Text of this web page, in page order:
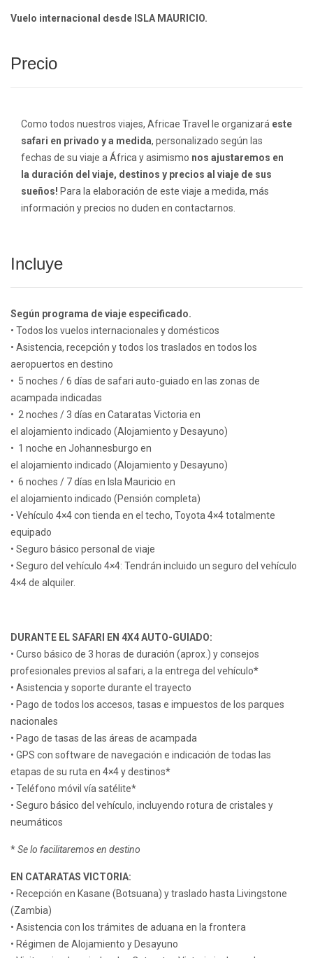
Vuelo internacional desde ISLA MAURICIO.
Precio
Como todos nuestros viajes, Africae Travel le organizará este
safari en privado y a medida, personalizado según las
fechas de su viaje a África y asimismo nos ajustaremos en
la duración del viaje, destinos y precios al viaje de sus
sueños! Para la elaboración de este viaje a medida, más
información y precios no duden en contactarnos.
Incluye
Según programa de viaje especificado.
• Todos los vuelos internacionales y domésticos
• Asistencia, recepción y todos los traslados en todos los
aeropuertos en destino
• 5 noches / 6 días de safari auto-guiado en las zonas de
acampada indicadas
• 2 noches / 3 días en Cataratas Victoria en
el alojamiento indicado (Alojamiento y Desayuno)
• 1 noche en Johannesburgo en
el alojamiento indicado (Alojamiento y Desayuno)
• 6 noches / 7 días en Isla Mauricio en
el alojamiento indicado (Pensión completa)
• Vehículo 4×4 con tienda en el techo, Toyota 4×4 totalmente
equipado
• Seguro básico personal de viaje
• Seguro del vehículo 4×4: Tendrán incluido un seguro del vehículo
4×4 de alquiler.
DURANTE EL SAFARI EN 4X4 AUTO-GUIADO:
• Curso básico de 3 horas de duración (aprox.) y consejos
profesionales previos al safari, a la entrega del vehículo*
• Asistencia y soporte durante el trayecto
• Pago de todos los accesos, tasas e impuestos de los parques
nacionales
• Pago de tasas de las áreas de acampada
• GPS con software de navegación e indicación de todas las
etapas de su ruta en 4×4 y destinos*
• Teléfono móvil vía satélite*
• Seguro básico del vehículo, incluyendo rotura de cristales y
neumáticos
*Se lo facilitaremos en destino
EN CATARATAS VICTORIA:
• Recepción en Kasane (Botsuana) y traslado hasta Livingstone
(Zambia)
• Asistencia con los trámites de aduana en la frontera
• Régimen de Alojamiento y Desayuno